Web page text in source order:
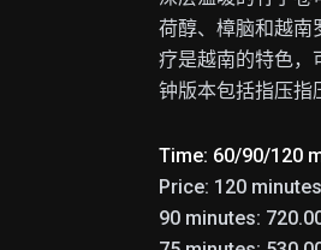
荷醇、樟脑和越南
疗是越南的特色，
钟版本包括指压指
Time: 60/90/120
Price: 120
90 minutes: